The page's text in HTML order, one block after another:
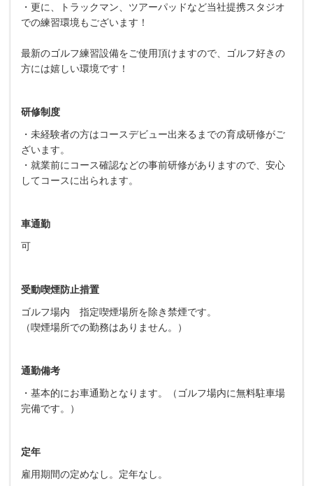
・更に、トラックマン、ツアーパッドなど当社提携スタジオ
での練習環境もございます！
最新のゴルフ練習設備をご使用頂けますので、ゴルフ好きの
方には嬉しい環境です！
研修制度
・未経験者の方はコースデビュー出来るまでの育成研修がご
ざいます。
・就業前にコース確認などの事前研修がありますので、安心
してコースに出られます。
車通勤
可
受動喫煙防止措置
ゴルフ場内 指定喫煙場所を除き禁煙です。
（喫煙場所での勤務はありません。）
通勤備考
・基本的にお車通勤となります。（ゴルフ場内に無料駐車場
完備です。）
定年
雇用期間の定めなし。定年なし。